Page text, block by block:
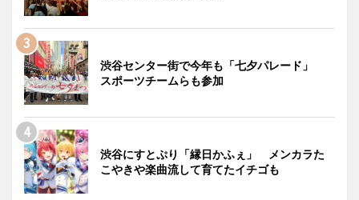
渋谷センター街で今年も「七夕パレード」
スポーツチームらも参加
渋谷にすとぷり「縁日かふぇ」 メンカラた
こやきや楽曲流して育てたイチゴも